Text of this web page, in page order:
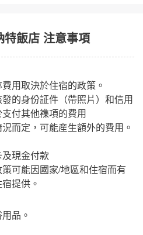
特飯店 注意事項
用取決於住宿的政策。
的身份証件（帶照片）和信用
付其他襍項的費用
而定，可能産生額外的費用。
現金付款
可能因國家/地區和住宿而有
提供。
品。